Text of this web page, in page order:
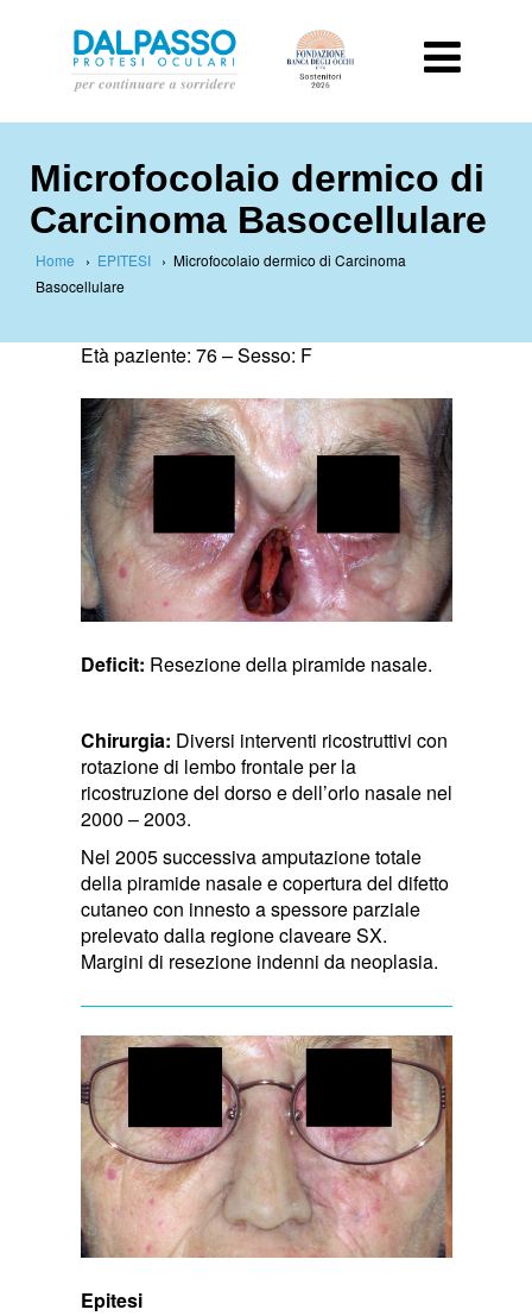
Microfocolaio dermico di
Carcinoma Basocellulare
Home › EPITESI › Microfocolaio dermico di Carcinoma
Basocellulare
Età paziente: 76 –Sesso: F
Deficit: Resezione della piramide nasale.
Chirurgia: Diversi interventi ricostruttivi con
rotazione di lembo frontale per la
ricostruzione del dorso e dell’orlo nasale nel
2000 – 2003.
Nel 2005 successiva amputazione totale
della piramide nasale e copertura del difetto
cutaneo con innesto a spessore parziale
prelevato dalla regione claveare SX.
Margini di resezione indenni da neoplasia.
Epitesi